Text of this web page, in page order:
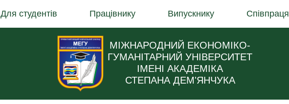
Для студентів Працівнику Випускнику Співпраця
МІЖНАРОДНИЙ ЕКОНОМІКО-
ГУМАНІТАРНИЙ УНІВЕРСИТЕТ
ІМЕНІ АКАДЕМІКА
СТЕПАНА ДЕМ'ЯНЧУКА